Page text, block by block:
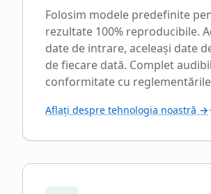
Folosim modele predefinite
rezultate 100% reproducibile.
date de intrare, aceleași date
de fiecare dată. Complet
conformitate cu
Aflați despre tehnologia noastră →